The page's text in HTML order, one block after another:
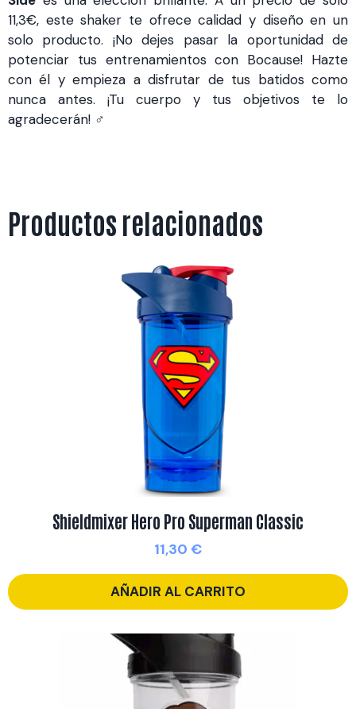
11,3€, este shaker te ofrece calidad y diseño en un
solo producto. ¡No dejes pasar la oportunidad de
potenciar tus entrenamientos con Bocause! Hazte
con él y empieza a disfrutar de tus batidos como
nunca antes. ¡Tu cuerpo y tus objetivos te lo
agradecerán! ️‍♂️
Productos relacionados
Shieldmixer Hero Pro Superman Classic
11,30 €
AÑADIR AL CARRITO